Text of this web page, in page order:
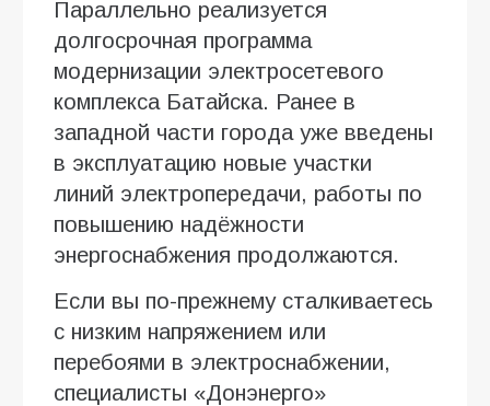
Параллельно реализуется
долгосрочная программа
модернизации электросетевого
комплекса Батайска. Ранее в
западной части города уже введены
в эксплуатацию новые участки
линий электропередачи, работы по
повышению надёжности
энергоснабжения продолжаются.
Если вы по-прежнему сталкиваетесь
с низким напряжением или
перебоями в электроснабжении,
специалисты «Донэнерго»